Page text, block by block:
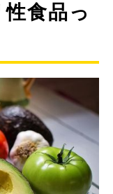
食品っ